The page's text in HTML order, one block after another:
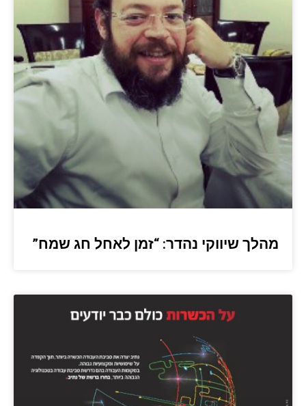
מהלך שיווקי נהדר: “זמן לאחל חג שמח”